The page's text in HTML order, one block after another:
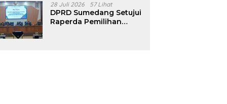
28 Juli 2026 57 Lihat
DPRD Sumedang Setujui
Raperda Pemilihan